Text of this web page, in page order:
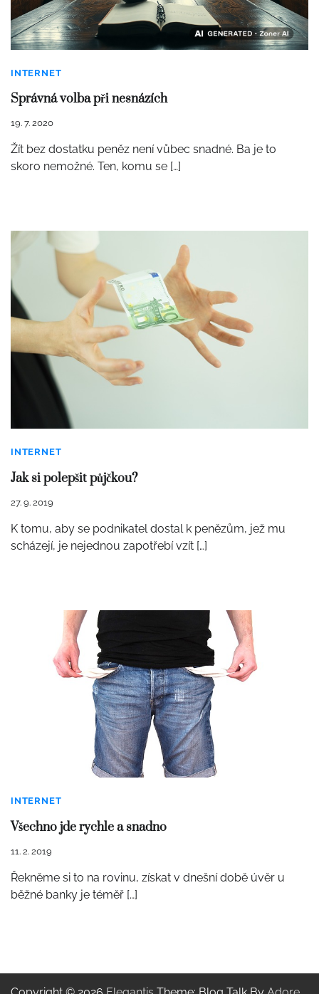
INTERNET
Správná volba při nesnázích
19. 7. 2020
Žít bez dostatku peněz není vůbec snadné. Ba je to
skoro nemožné. Ten, komu se […]
INTERNET
Jak si polepšit půjčkou?
27. 9. 2019
K tomu, aby se podnikatel dostal k penězům, jež mu
scházejí, je nejednou zapotřebí vzít […]
INTERNET
Všechno jde rychle a snadno
11. 2. 2019
Řekněme si to na rovinu, získat v dnešní době úvěr u
běžné banky je téměř […]